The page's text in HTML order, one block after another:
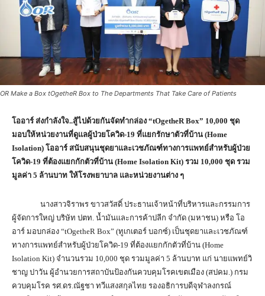
OR Make a Box tOgetheR Box to The Departments That Take Care of Patients
โออาร์ ส่งกำลังใจ..สู้ไปด้วยกันจัดทำกล่อง “tOgetheR Box” 10,000 ชุด
มอบให้หน่วยงานที่ดูแลผู้ป่วยโควิด-19 ที่แยกรักษาตัวที่บ้าน (Home
Isolation) โออาร์ สนับสนุนชุดยาและเวชภัณฑ์ทางการแพทย์สำหรับผู้ป่วย
โควิด-19 ที่ต้องแยกกักตัวที่บ้าน (Home Isolation Kit) รวม 10,000 ชุด รวม
มูลค่า 5 ล้านบาท ให้โรงพยาบาล และหน่วยงานต่าง ๆ
นางสาวจิราพร ขาวสวัสดิ์ ประธานเจ้าหน้าที่บริหารและกรรมการ
ผู้จัดการใหญ่ บริษัท ปตท. น้ำมันและการค้าปลีก จำกัด (มหาชน) หรือ โอ
อาร์ มอบกล่อง “tOgetheR Box” (ทูเกเตอร์ บอกซ์) เป็นชุดยาและเวชภัณฑ์
ทางการแพทย์สำหรับผู้ป่วยโควิด-19 ที่ต้องแยกกักตัวที่บ้าน (Home
Isolation Kit) จำนวนรวม 10,000 ชุด รวมมูลค่า 5 ล้านบาท แก่ นายแพทย์วิ
ชาญ ปาวัน ผู้อำนวยการสถาบันป้องกันควบคุมโรคเขตเมือง (สปคม.) กรม
ควบคุมโรค รศ.ดร.ณัฐชา ทวีแสงสกุลไทย รองอธิการบดีจุฬาลงกรณ์